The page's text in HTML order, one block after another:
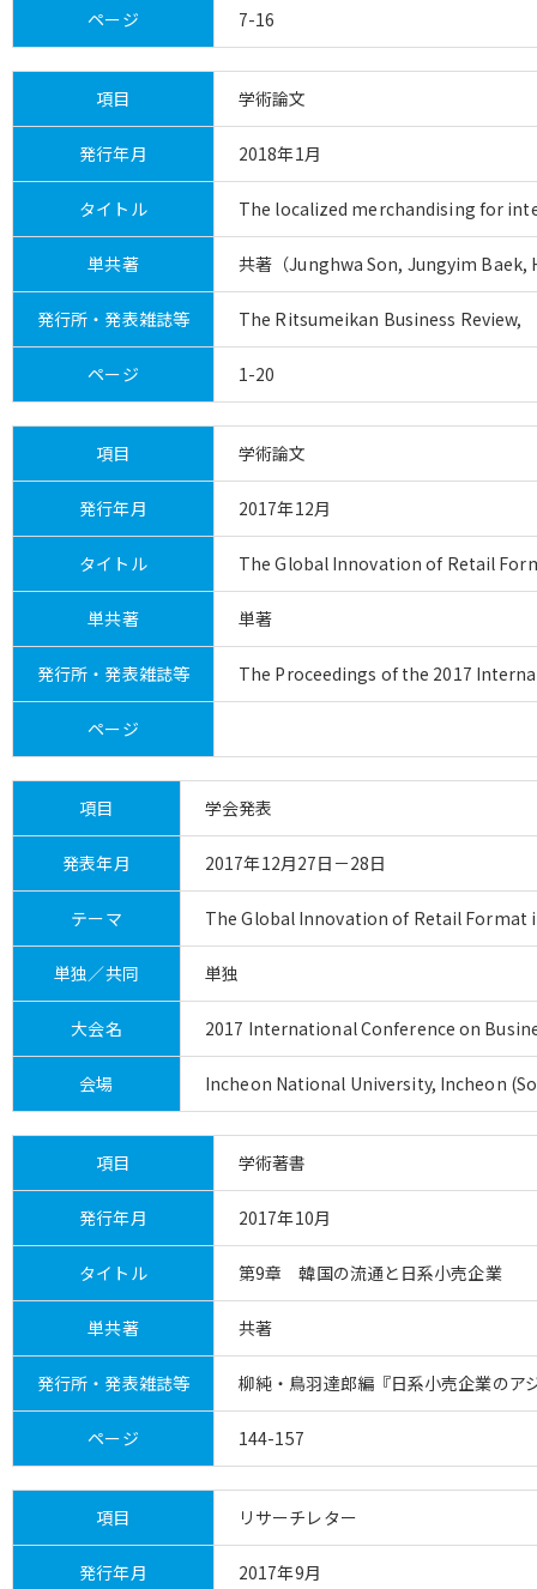
ページ 7-16
項目 学術論文
発行年月 2018年1月
タイトル The localized merchandising for
単共著 共著（Junghwa Son, Jungyim Baek,
発行所・発表雑誌等 The Ritsumeikan Business Review,
ページ 1-20
項目 学術論文
発行年月 2017年12月
タイトル The Global Innovation of Retail
単共著 単著
発行所・発表雑誌等 The Proceedings of the 2017
ページ
項目 学会発表
発表年月 2017年12月27日－28日
テーマ The Global Innovation of Retail Format
単独／共同 単独
大会名 2017 International Conference on
会場 Incheon National University, Incheon
項目 学術著書
発行年月 2017年10月
タイトル 第9章 韓国の流通と日系小売企業
単共著 共著
発行所・発表雑誌等 柳純・鳥羽達郎編『日系小売企業の
ページ 144-157
項目 リサーチレター
発行年月 2017年9月